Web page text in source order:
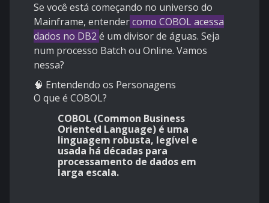
Se você está começando no universo do
Mainframe, entendercomo COBOL acessa
dados no DB2 é um divisor de águas. Seja
num processo Batch ou Online. Vamos
nessa?
🧠 Entendendo os Personagens
O que é COBOL?
COBOL (Common Business
Oriented Language) é uma
linguagem robusta, legível e
usada há décadas para
processamento de dados em
larga escala.